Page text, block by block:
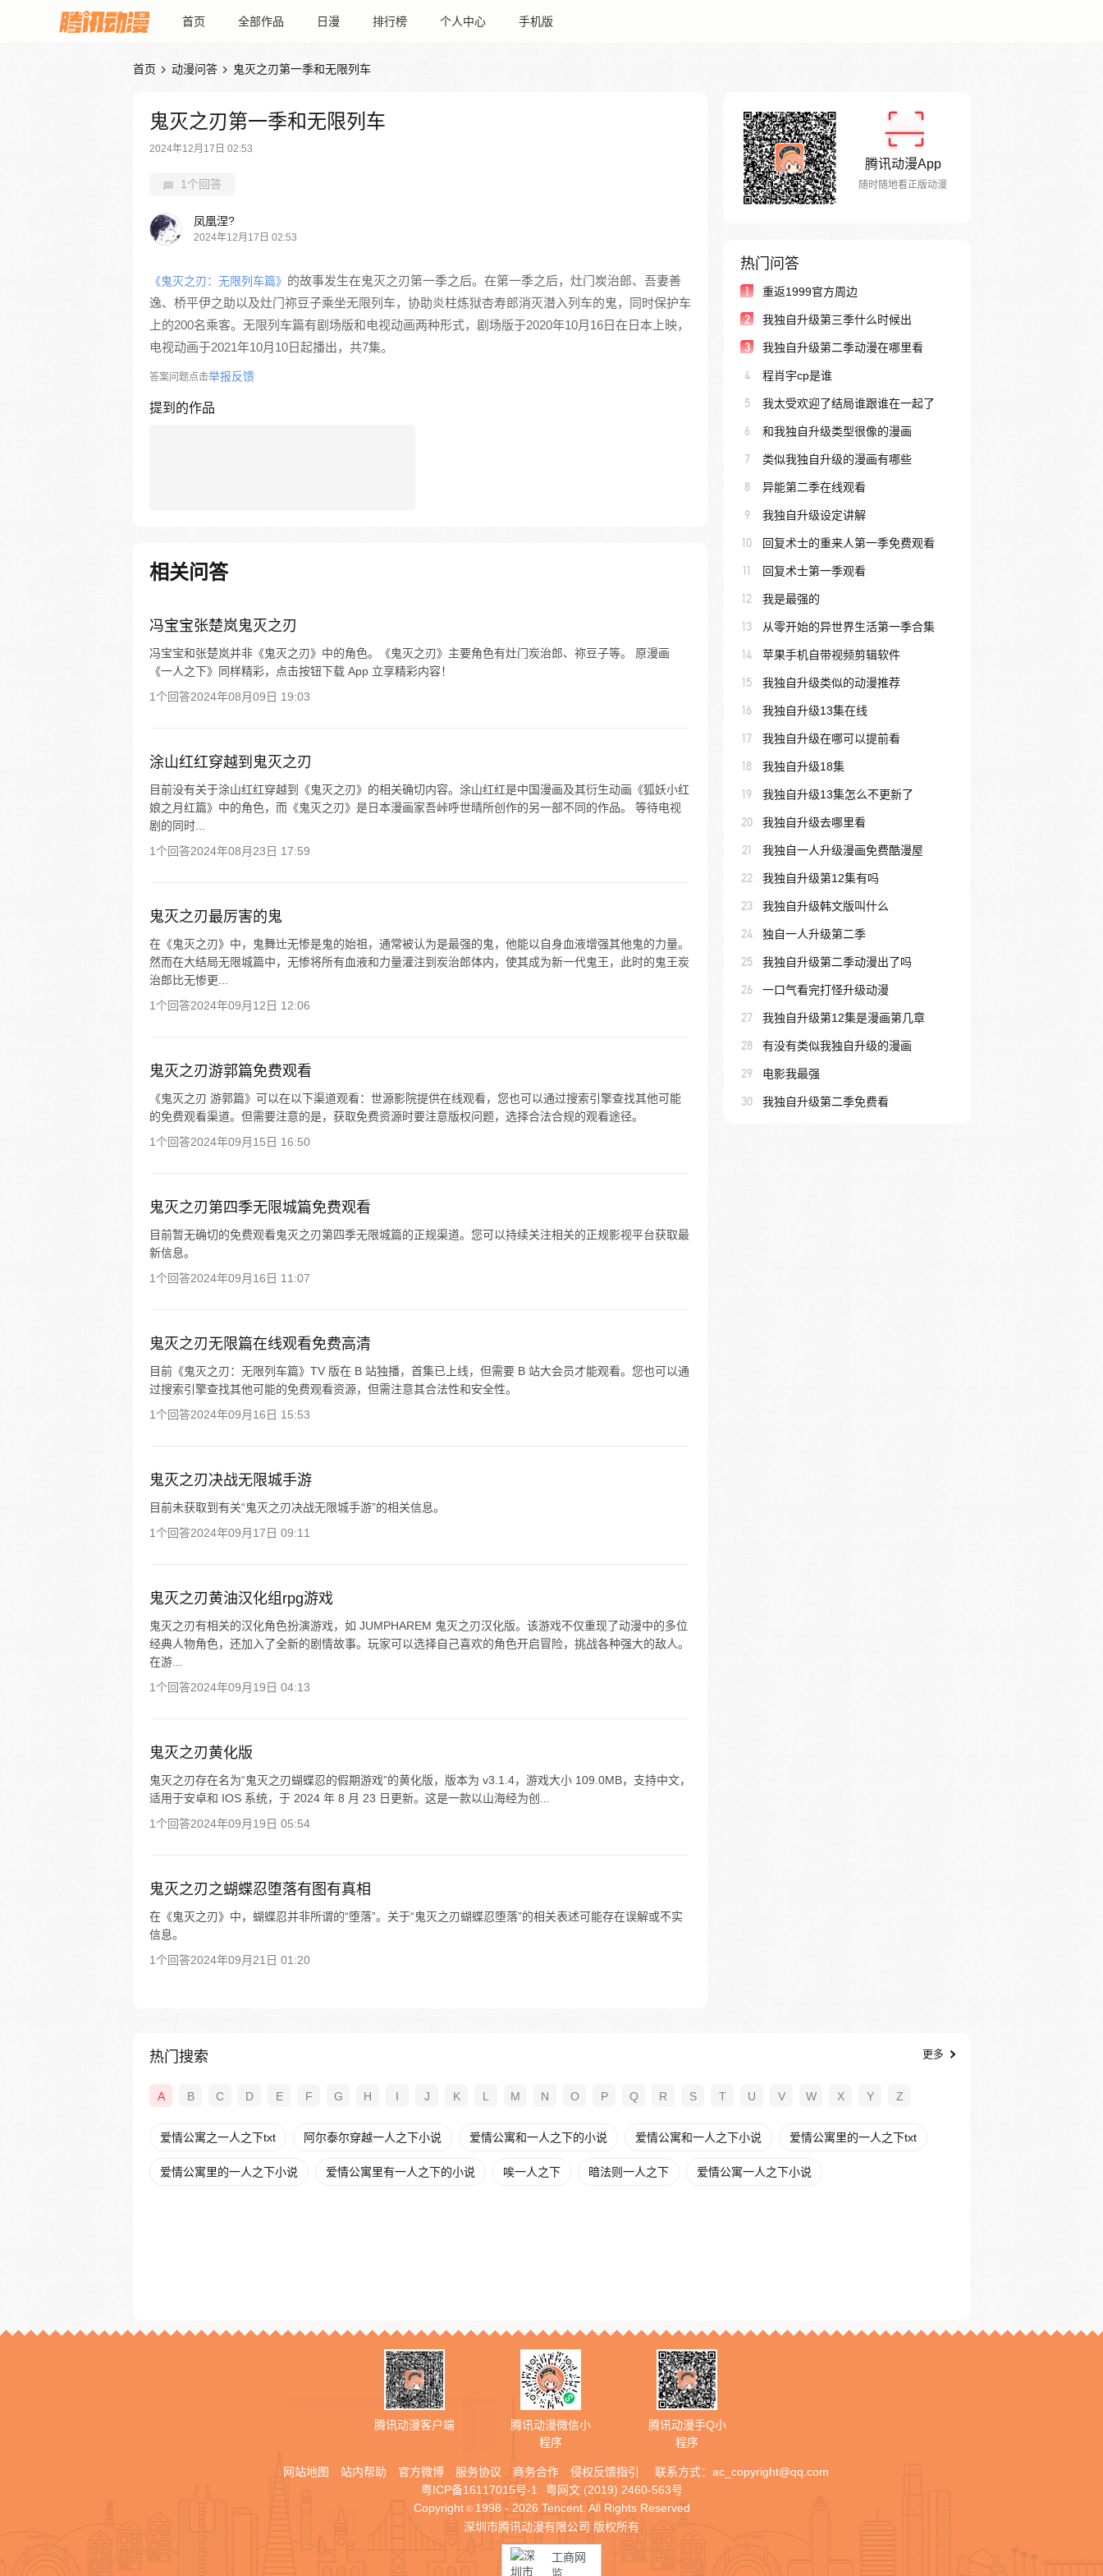
首页 全部作品 日漫 排行榜 个人中心 手机版
首页  动漫问答  鬼灭之刃第一季和无限列车
鬼灭之刃第一季和无限列车
2024年12月17日 02:53
1个回答
凤凰涅?
2024年12月17日 02:53
《鬼灭之刃：无限列车篇》 的故事发生在鬼灭之刃第一季之后。在第一季之后，灶门炭治郎、吾妻善
逸、桥平伊之助以及灶门祢豆子乘坐无限列车，协助炎柱炼狱杏寿郎消灭潜入列车的鬼，同时保护车
上的200名乘客。无限列车篇有剧场版和电视动画两种形式，剧场版于2020年10月16日在日本上映，
电视动画于2021年10月10日起播出，共7集。
答案问题点击举报反馈
提到的作品
相关问答
冯宝宝张楚岚鬼灭之刃
冯宝宝和张楚岚并非《鬼灭之刃》中的角色。《鬼灭之刃》主要角色有灶门炭治郎、祢豆子等。 原漫画
《一人之下》同样精彩，点击按钮下载 App 立享精彩内容！
1个回答2024年08月09日 19:03
涂山红红穿越到鬼灭之刃
目前没有关于涂山红红穿越到《鬼灭之刃》的相关确切内容。涂山红红是中国漫画及其衍生动画《狐妖小红
娘之月红篇》中的角色，而《鬼灭之刃》是日本漫画家吾峠呼世晴所创作的另一部不同的作品。 等待电视
剧的同时...
1个回答2024年08月23日 17:59
鬼灭之刃最厉害的鬼
在《鬼灭之刃》中，鬼舞辻无惨是鬼的始祖，通常被认为是最强的鬼，他能以自身血液增强其他鬼的力量。
然而在大结局无限城篇中，无惨将所有血液和力量灌注到炭治郎体内，使其成为新一代鬼王，此时的鬼王炭
治郎比无惨更...
1个回答2024年09月12日 12:06
鬼灭之刃游郭篇免费观看
《鬼灭之刃 游郭篇》可以在以下渠道观看：世源影院提供在线观看，您也可以通过搜索引擎查找其他可能
的免费观看渠道。但需要注意的是，获取免费资源时要注意版权问题，选择合法合规的观看途径。
1个回答2024年09月15日 16:50
鬼灭之刃第四季无限城篇免费观看
目前暂无确切的免费观看鬼灭之刃第四季无限城篇的正规渠道。您可以持续关注相关的正规影视平台获取最
新信息。
1个回答2024年09月16日 11:07
鬼灭之刃无限篇在线观看免费高清
目前《鬼灭之刃：无限列车篇》TV 版在 B 站独播，首集已上线，但需要 B 站大会员才能观看。您也可以通
过搜索引擎查找其他可能的免费观看资源，但需注意其合法性和安全性。
1个回答2024年09月16日 15:53
鬼灭之刃决战无限城手游
目前未获取到有关“鬼灭之刃决战无限城手游”的相关信息。
1个回答2024年09月17日 09:11
鬼灭之刃黄油汉化组rpg游戏
鬼灭之刃有相关的汉化角色扮演游戏，如 JUMPHAREM 鬼灭之刃汉化版。该游戏不仅重现了动漫中的多位
经典人物角色，还加入了全新的剧情故事。玩家可以选择自己喜欢的角色开启冒险，挑战各种强大的敌人。
在游...
1个回答2024年09月19日 04:13
鬼灭之刃黄化版
鬼灭之刃存在名为“鬼灭之刃蝴蝶忍的假期游戏”的黄化版，版本为 v3.1.4，游戏大小 109.0MB，支持中文，
适用于安卓和 IOS 系统，于 2024 年 8 月 23 日更新。这是一款以山海经为创...
1个回答2024年09月19日 05:54
鬼灭之刃之蝴蝶忍堕落有图有真相
在《鬼灭之刃》中，蝴蝶忍并非所谓的“堕落”。关于“鬼灭之刃蝴蝶忍堕落”的相关表述可能存在误解或不实
信息。
1个回答2024年09月21日 01:20
腾讯动漫App
随时随地看正版动漫
热门问答
1 重返1999官方周边
2 我独自升级第三季什么时候出
3 我独自升级第二季动漫在哪里看
4 程肖宇cp是谁
5 我太受欢迎了结局谁跟谁在一起了
6 和我独自升级类型很像的漫画
7 类似我独自升级的漫画有哪些
8 异能第二季在线观看
9 我独自升级设定讲解
10 回复术士的重来人第一季免费观看
11 回复术士第一季观看
12 我是最强的
13 从零开始的异世界生活第一季合集
14 苹果手机自带视频剪辑软件
15 我独自升级类似的动漫推荐
16 我独自升级13集在线
17 我独自升级在哪可以提前看
18 我独自升级18集
19 我独自升级13集怎么不更新了
20 我独自升级去哪里看
21 我独自一人升级漫画免费酷漫屋
22 我独自升级第12集有吗
23 我独自升级韩文版叫什么
24 独自一人升级第二季
25 我独自升级第二季动漫出了吗
26 一口气看完打怪升级动漫
27 我独自升级第12集是漫画第几章
28 有没有类似我独自升级的漫画
29 电影我最强
30 我独自升级第二季免费看
热门搜索 更多
A B C D E F G H I J K L M N O P Q R S T U V W X Y Z
爱情公寓之一人之下txt 阿尔泰尔穿越一人之下小说 爱情公寓和一人之下的小说 爱情公寓和一人之下小说 爱情公寓里的一人之下txt
爱情公寓里的一人之下小说 爱情公寓里有一人之下的小说 唉一人之下 暗法则一人之下 爱情公寓一人之下小说
腾讯动漫客户端
腾讯动漫微信小
程序
腾讯动漫手Q小
程序
网站地图 站内帮助 官方微博 服务协议 商务合作 侵权反馈指引 联系方式： ac_copyright@qq.com
粤ICP备16117015号-1
粤网文 (2019) 2460-563号
Copyright © 1998 - 2026 Tencent. All Rights Reserved
深圳市腾讯动漫有限公司 版权所有
工商网